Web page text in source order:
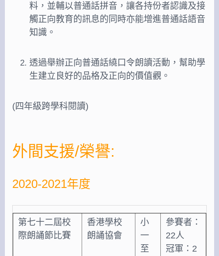
料，並輔以普通話拼音，讓各持份者認識及接
觸正向教育的訊息的同時亦能增進普通話語音
知識。
透過舉辦正向普通話繞口令朗讀活動，幫助學
生建立良好的品格及正向的價值觀。
(四年級跨學科閱讀)
外間支援/榮譽:
2020-2021年度
第七十二屆校
際朗誦節比賽
香港學校
朗誦協會
小
一
至
參賽者：
22人
冠軍：2